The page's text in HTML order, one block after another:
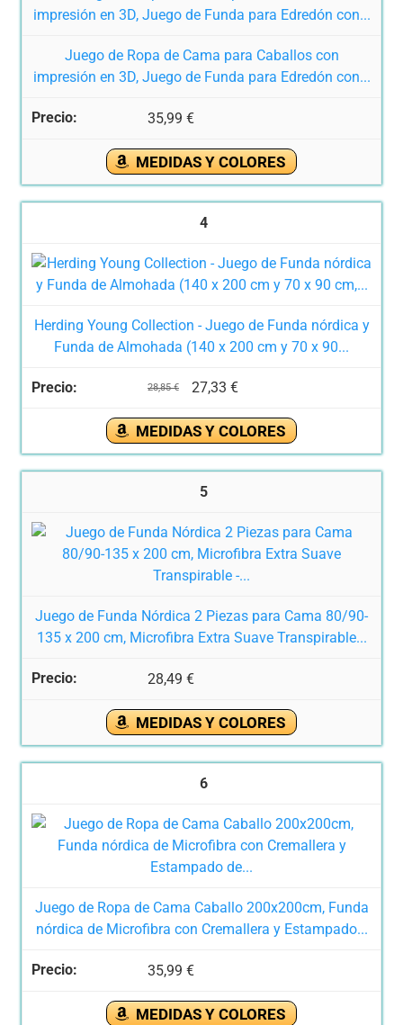
Juego de Ropa de Cama para Caballos con
impresión en 3D, Juego de Funda para Edredón con...
35,99 €
MEDIDAS Y COLORES
4
Herding Young Collection - Juego de Funda nórdica y
Funda de Almohada (140 x 200 cm y 70 x 90...
28,85 € 27,33 €
MEDIDAS Y COLORES
5
Juego de Funda Nórdica 2 Piezas para Cama 80/90-
135 x 200 cm, Microfibra Extra Suave Transpirable...
28,49 €
MEDIDAS Y COLORES
6
Juego de Ropa de Cama Caballo 200x200cm, Funda
nórdica de Microfibra con Cremallera y Estampado...
35,99 €
MEDIDAS Y COLORES